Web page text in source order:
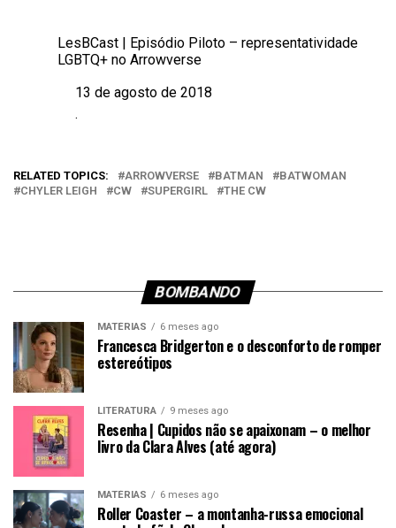
LesBCast | Episódio Piloto – representatividade
LGBTQ+ no Arrowverse
Data13 de agosto de 2018
Em relação a
.
RELATED TOPICS: ARROWVERSE BATMAN
BATWOMAN
CHYLER LEIGH
CW SUPERGIRL THE CW
BOMBANDO
MATÉRIAS 6 meses ago
Francesca Bridgerton e o desconforto de romper
estereótipos
LITERATURA 9 meses ago
Resenha | Cupidos não se apaixonam – o melhor
livro da Clara Alves (até agora)
MATÉRIAS 6 meses ago
Roller Coaster – a montanha-russa emocional